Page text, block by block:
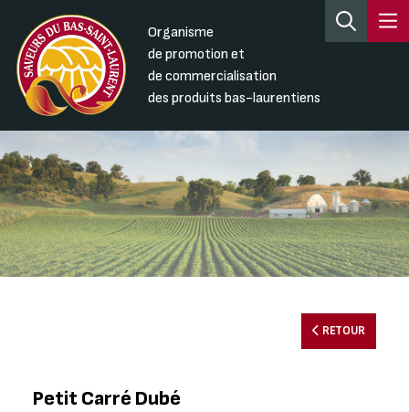
Organisme
de promotion et
de commercialisation
des produits bas-laurentiens
RETOUR
Petit Carré Dubé